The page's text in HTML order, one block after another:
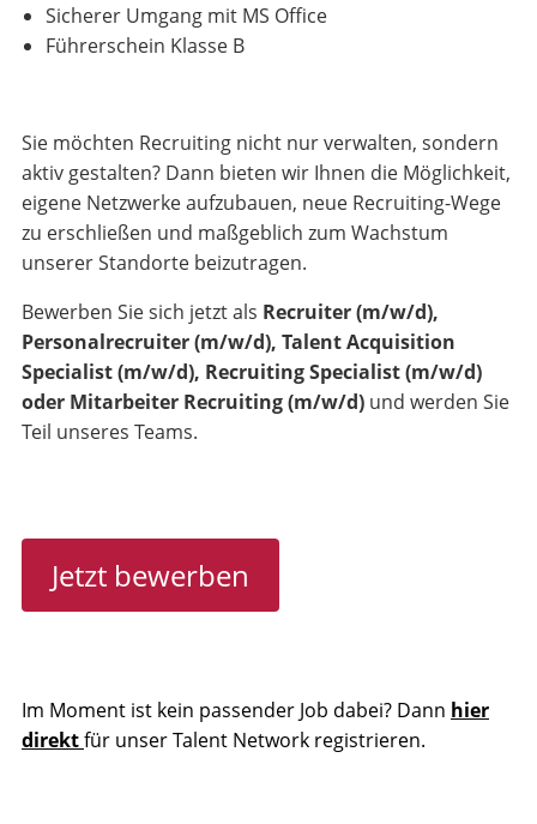
Sicherer Umgang mit MS Office
Führerschein Klasse B
Sie möchten Recruiting nicht nur verwalten, sondern
aktiv gestalten? Dann bieten wir Ihnen die Möglichkeit,
eigene Netzwerke aufzubauen, neue Recruiting-Wege
zu erschließen und maßgeblich zum Wachstum
unserer Standorte beizutragen.
Bewerben Sie sich jetzt als Recruiter (m/w/d),
Personalrecruiter (m/w/d), Talent Acquisition
Specialist (m/w/d), Recruiting Specialist (m/w/d)
oder Mitarbeiter Recruiting (m/w/d) und werden Sie
Teil unseres Teams.
Jetzt bewerben
Im Moment ist kein passender Job dabei? Dann hier
direktfür unser Talent Network registrieren.